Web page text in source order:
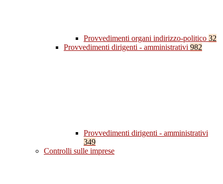
Provvedimenti organi indirizzo-politico 32
Provvedimenti dirigenti - amministrativi 982
Provvedimenti dirigenti - amministrativi
349
Controlli sulle imprese